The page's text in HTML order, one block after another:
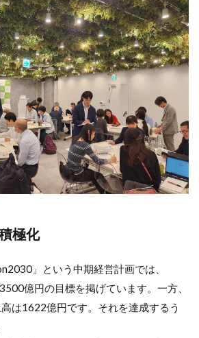
極化
」という中期経営計画では、
億円の目標を掲げています。一方、
は1622億円です。それを達成するう